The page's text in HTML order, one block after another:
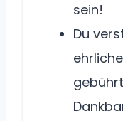
sein!
Du